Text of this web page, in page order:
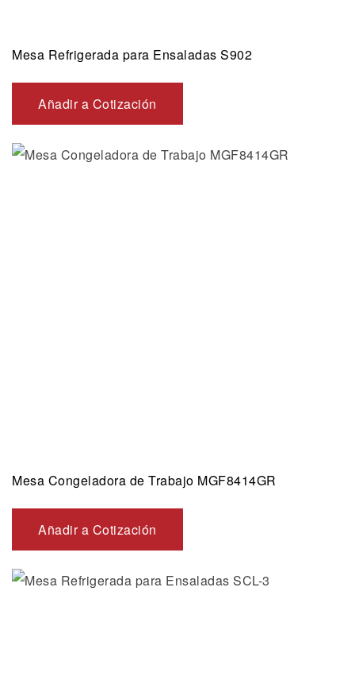
Mesa Refrigerada para Ensaladas S902
Añadir a Cotización
Mesa Congeladora de Trabajo MGF8414GR
Añadir a Cotización